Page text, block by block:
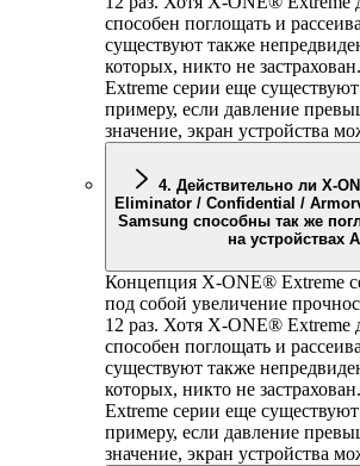
способен поглощать и
существуют также
которых, никто не
Extreme серии еще
примеру, если давление
значение, экран устройства
4. Действительно ли X-
Eliminator / Confidential / Armorvisor на устройствах
Samsung способны так же поглощать удары, как и
на устройствах
Концепция X-ONE® Extreme
под собой увеличение
12 раз. Хотя X-ONE® Extreme
способен поглощать и
существуют также
которых, никто не
Extreme серии еще
примеру, если давление
значение, экран устройства